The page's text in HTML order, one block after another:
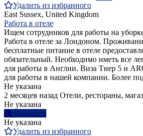
Удалить из избранного
East Sussex, United Kingdom
Работа в отеле
Ищем сотрудников для работы на
Работа в отеле за Лондоном.
бесплатные питание в отеле
обязательный. Необходимо иметь все
для работы в Англии. Виза Тиер 5 и
для работы в нашей компании. Более
Не указана
2 месяцев назад Отели, рестораны,
Не указана
Написать
Не указана
Удалить из избранного